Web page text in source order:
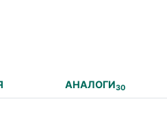
АНАЛОГИ30